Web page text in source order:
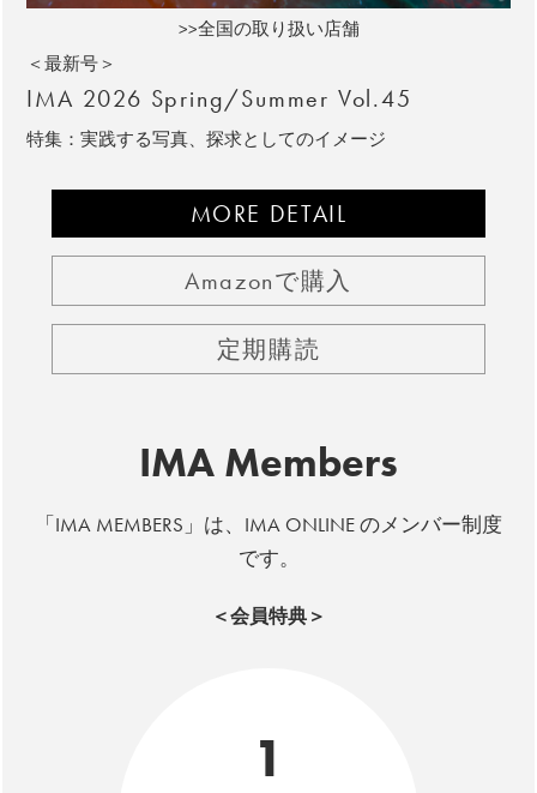
>>全国の取り扱い店舗
＜最新号＞
IMA 2026 Spring/Summer Vol.45
特集：実践する写真、探求としてのイメージ
MORE DETAIL
Amazonで購入
定期購読
IMA Members
「IMA MEMBERS」は、IMA ONLINE のメンバー制度
です。
＜会員特典＞
1